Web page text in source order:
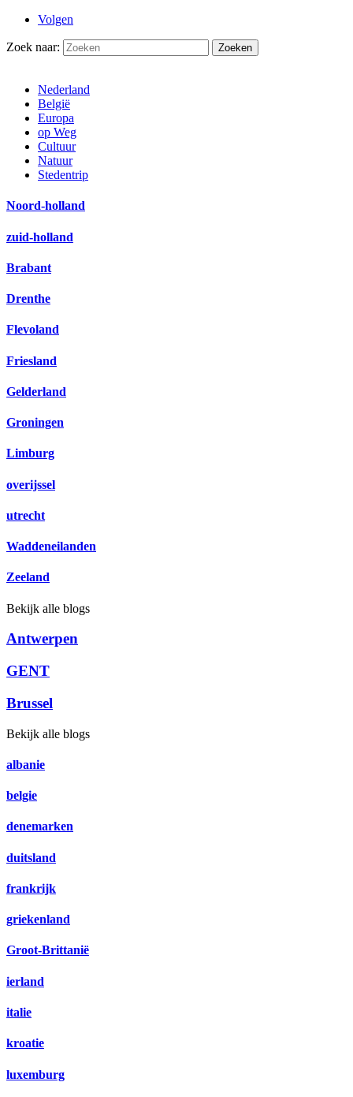
Volgen
Zoek naar:
Nederland
België
Europa
op Weg
Cultuur
Natuur
Stedentrip
Noord-holland
zuid-holland
Brabant
Drenthe
Flevoland
Friesland
Gelderland
Groningen
Limburg
overijssel
utrecht
Waddeneilanden
Zeeland
Bekijk alle blogs
Antwerpen
GENT
Brussel
Bekijk alle blogs
albanie
belgie
denemarken
duitsland
frankrijk
griekenland
Groot-Brittanië
ierland
italie
kroatie
luxemburg